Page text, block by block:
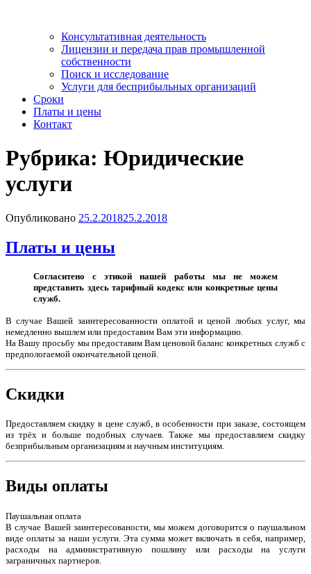
Консультативная деятельность
Лицензии и передача прав промышленной
собственности
Поиск и исследование
Услуги для беcприбыльных организаций
Сроки
Платы и цены
Контакт
Рубрика: Юридические
услуги
Опубликовано 25.2.201825.2.2018
Платы и цены
Согласитено с этикой нашей работы мы не можем
представить здесь тарифный кодекс или конкретные цены
служб.
В случае Вашей заинтересованности оплатой и ценой любых услуг, мы
немедленно вышлем или предоставим Вам эти информацию.
На Вашу просьбу мы предоставим Вам ценовой баланс конкретных служб с
предпологаемой окончательной ценой.
Скидки
Предоставляем скидку в цене служб, в особенности при заказе, состоящем
из трёх и больше подобных случаев. Также мы предоставляем скидку
безприбыльным организациям и научным институциям.
Виды оплаты
Паушальная оплата
В случае Вашей заинтересованости, мы можем договорится о паушальном
виде оплаты за наши услуги. Эта сумма может включать в себя, например,
расходы на административную пошлину или расходы на услуги
заграничных партнеров.